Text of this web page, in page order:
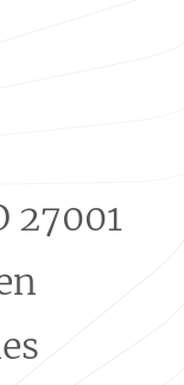
27001